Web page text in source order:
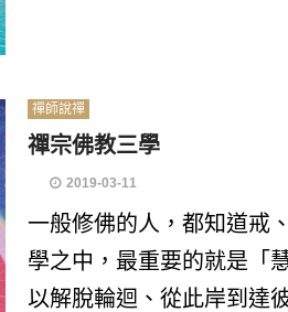
禪師說禪
禪宗佛教三學
2019-03-11
一般修佛的人，都知道戒
學之中，最重要的就是「
以解脫輪迴、從此岸到達